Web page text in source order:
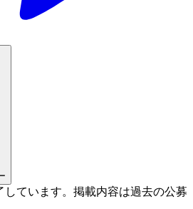
ています。 掲載内容は過去の公募